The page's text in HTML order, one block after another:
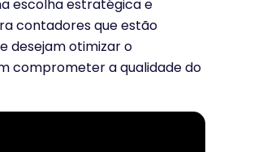
escolha estratégica e
contadores que estão
desejam otimizar o
comprometer a qualidade do